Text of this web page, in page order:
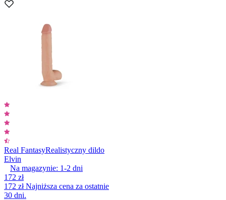
Real FantasyRealistyczny dildo
Elvin
Na magazynie: 1-2 dni
172 zł
172 złNajniższa cena za ostatnie
30 dni.